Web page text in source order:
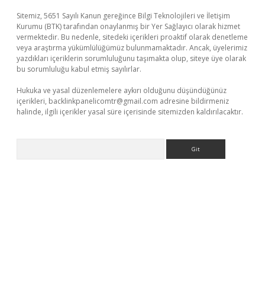
Sitemiz, 5651 Sayılı Kanun gereğince Bilgi Teknolojileri ve İletişim
Kurumu (BTK) tarafından onaylanmış bir Yer Sağlayıcı olarak hizmet
vermektedir. Bu nedenle, sitedeki içerikleri proaktif olarak denetleme
veya araştırma yükümlülüğümüz bulunmamaktadır. Ancak, üyelerimiz
yazdıkları içeriklerin sorumluluğunu taşımakta olup, siteye üye olarak
bu sorumluluğu kabul etmiş sayılırlar.
Hukuka ve yasal düzenlemelere aykırı olduğunu düşündüğünüz
içerikleri, backlinkpanelicomtr@gmail.com adresine bildirmeniz
halinde, ilgili içerikler yasal süre içerisinde sitemizden kaldırılacaktır.